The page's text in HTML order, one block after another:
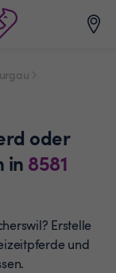
oder
in 8581
Erstelle
und